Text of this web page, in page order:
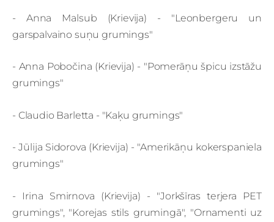
- Anna Malsub (Krievija) - "Leonbergeru un
garspalvaino suņu grumings"
- Anna Pobočina (Krievija) - "Pomerāņu špicu izstāžu
grumings"
- Claudio Barletta - "Kaķu grumings"
- Jūlija Sidorova (Krievija) - "Amerikāņu kokerspaniela
grumings"
- Irina Smirnova (Krievija) - "Jorkšīras terjera PET
grumings", "Korejas stils grumingā", "Ornamenti uz